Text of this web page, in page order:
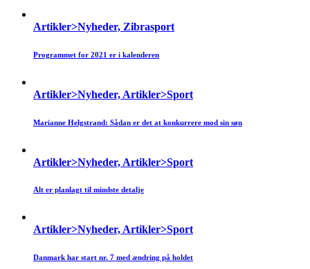
Artikler>Nyheder, Zibrasport
Programmet for 2021 er i kalenderen
Artikler>Nyheder, Artikler>Sport
Marianne Helgstrand: Sådan er det at konkurrere mod sin søn
Artikler>Nyheder, Artikler>Sport
Alt er planlagt til mindste detalje
Artikler>Nyheder, Artikler>Sport
Danmark har start nr. 7 med ændring på holdet